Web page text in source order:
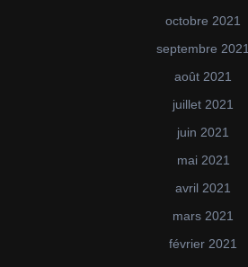
octobre 2021
septembre 2021
août 2021
juillet 2021
juin 2021
mai 2021
avril 2021
mars 2021
février 2021